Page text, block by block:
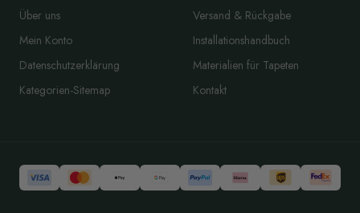
Über uns
Mein Konto
Datenschutzerklärung
Kategorien-Sitemap
Versand & Rückgabe
Installationshandbuch
Materialien für Tapeten
Kontakt